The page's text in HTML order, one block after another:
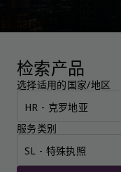
检索产品
选择适用的国家/地区
服务类别